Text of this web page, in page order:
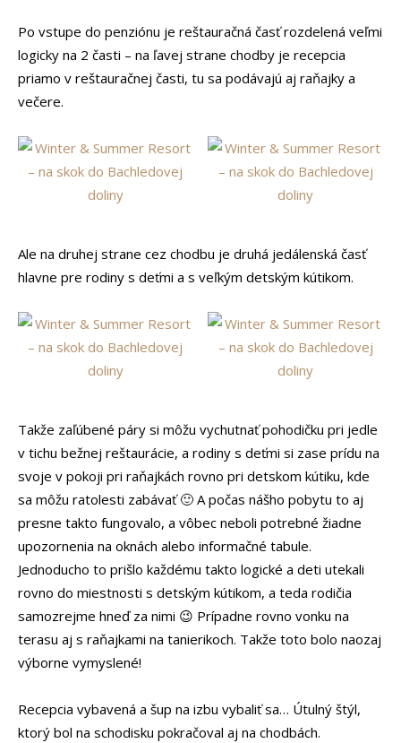
Po vstupe do penziónu je reštauračná časť rozdelená veľmi
logicky na 2 časti – na ľavej strane chodby je recepcia
priamo v reštauračnej časti, tu sa podávajú aj raňajky a
večere.
Ale na druhej strane cez chodbu je druhá jedálenská časť
hlavne pre rodiny s deťmi a s veľkým detským kútikom.
Takže zaľúbené páry si môžu vychutnať pohodičku pri jedle
v tichu bežnej reštaurácie, a rodiny s deťmi si zase prídu na
svoje v pokoji pri raňajkách rovno pri detskom kútiku, kde
sa môžu ratolesti zabávať 🙂 A počas nášho pobytu to aj
presne takto fungovalo, a vôbec neboli potrebné žiadne
upozornenia na oknách alebo informačné tabule.
Jednoducho to prišlo každému takto logické a deti utekali
rovno do miestnosti s detským kútikom, a teda rodičia
samozrejme hneď za nimi 😉 Prípadne rovno vonku na
terasu aj s raňajkami na tanierikoch. Takže toto bolo naozaj
výborne vymyslené!
Recepcia vybavená a šup na izbu vybaliť sa… Útulný štýl,
ktorý bol na schodisku pokračoval aj na chodbách.